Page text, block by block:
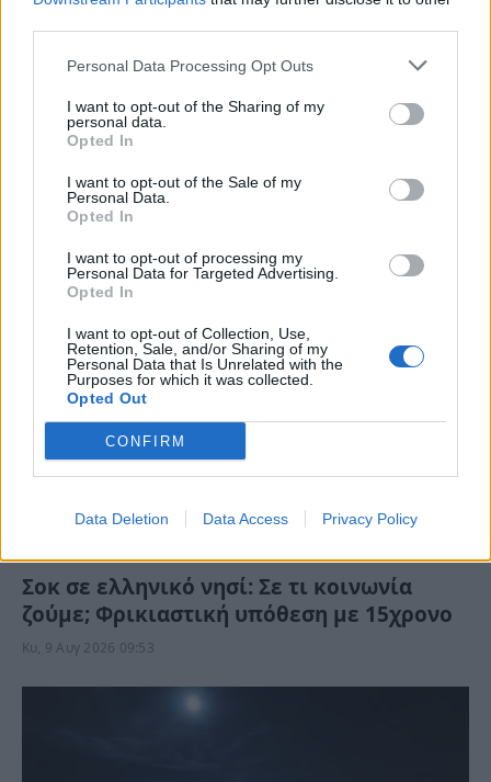
Personal Data Processing Opt Outs
I want to opt-out of the Sharing of my
personal data.
Opted In
I want to opt-out of the Sale of my
Personal Data.
Opted In
I want to opt-out of processing my
Personal Data for Targeted Advertising.
Opted In
I want to opt-out of Collection, Use,
Retention, Sale, and/or Sharing of my
Personal Data that Is Unrelated with the
Purposes for which it was collected.
Opted Out
CONFIRM
Data Deletion Data Access Privacy Policy
ΤΕΛΕΥΤΑΙΕΣ ΕΙΔΗΣΕΙΣ
Σοκ σε ελληνικό νησί: Σε τι κοινωνία
ζούμε; Φρικιαστική υπόθεση με 15χρονο
Κυ, 9 Αυγ 2026 09:53